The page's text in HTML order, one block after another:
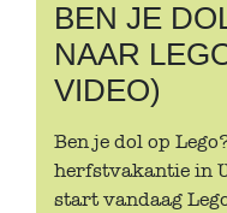
BEN JE
NAAR
VIDEO)
Ben je dol op
herfstvakantie in
start vandaag